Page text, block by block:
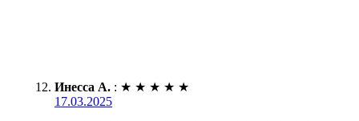
Инесса А. : ★ ★ ★ ★ ★
17.03.2025